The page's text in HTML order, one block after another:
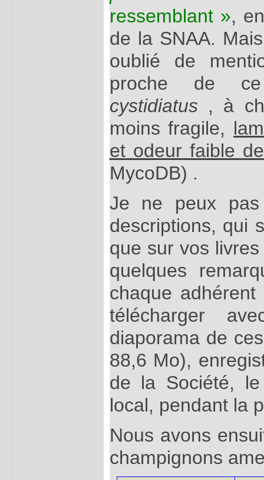
ressemblant »,
de la SNAA.
oublié de
proche de
cystidiatus , à
moins fragile,
et odeur faible
MycoDB) .
Je ne peux
descriptions, qui
que sur vos
quelques
chaque
télécharger
diaporama de
88,6 Mo),
de la Société,
local, pendant la
Nous avons
champignons